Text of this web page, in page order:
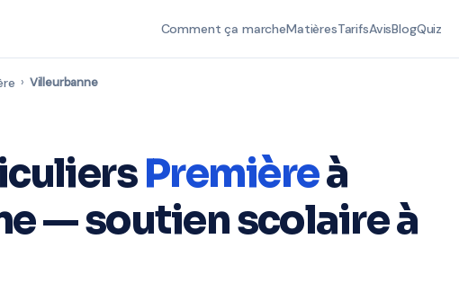
Comment ça marcheMatièresTarifsAvisBlogQuiz
› Villeurbanne
Premièreà
— soutien scolaire à